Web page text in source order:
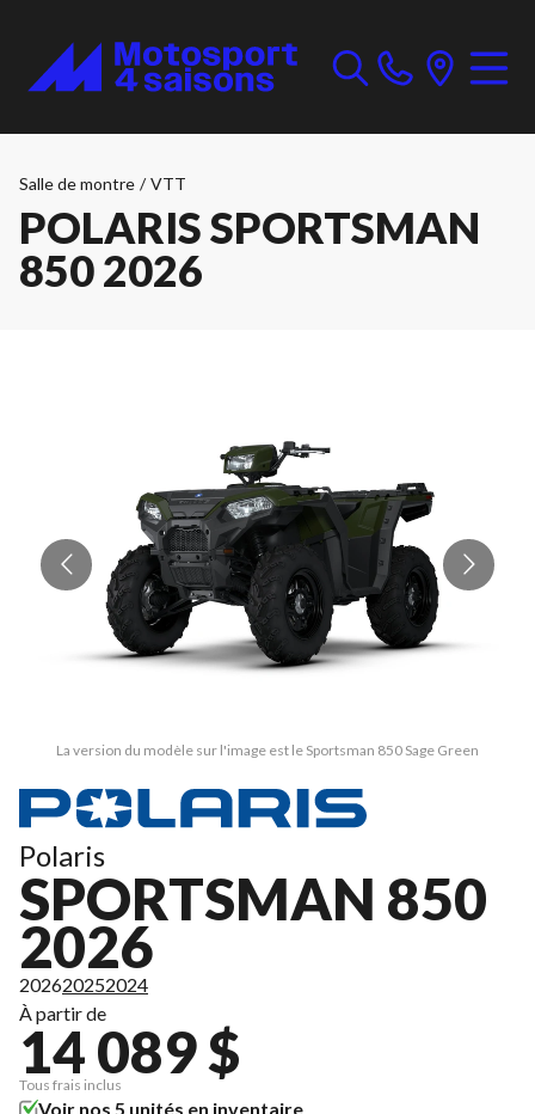
Salle de montre / VTT
POLARIS SPORTSMAN
850 2026
La version du modèle sur l'image est le Sportsman 850 Sage Green
Polaris
SPORTSMAN 850
2026
202620252024
À partir de
14 089 $
Tous frais inclus
Voir nos 5 unités en inventaire